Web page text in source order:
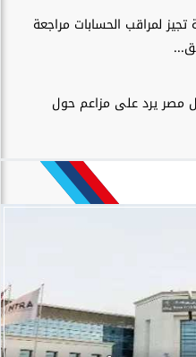
تجيز لمراقب الحسابات مراجعة
مصر يرد على مزاعم حول